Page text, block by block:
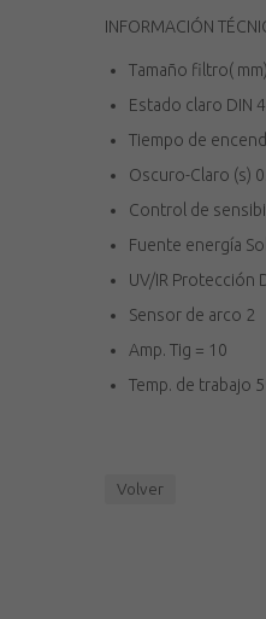
INFORMACIÓN
Tamaño filtro(
Estado claro DIN 4
Tiempo de
Oscuro-Claro (s)
Control de
Fuente energía
UV/IR Protección
Sensor de arco 2
Amp. Tig = 10
Temp. de trabajo
Volver